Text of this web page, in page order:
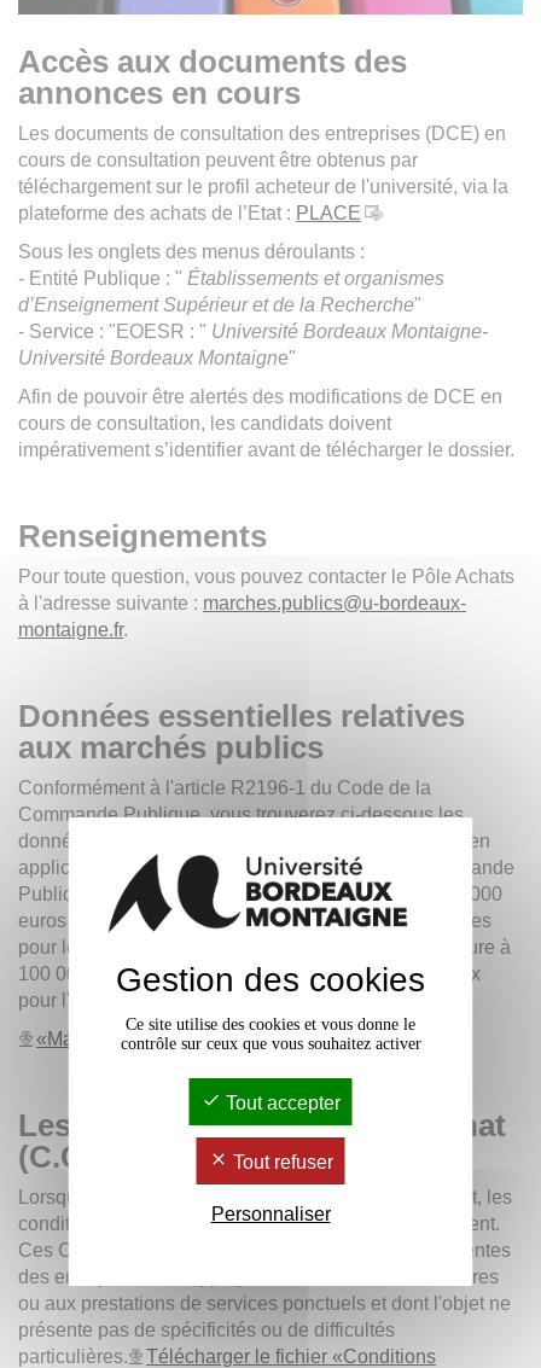
Accès aux documents des
annonces en cours
Les documents de consultation des entreprises (DCE) en
cours de consultation peuvent être obtenus par
téléchargement sur le profil acheteur de l'université, via la
plateforme des achats de l’Etat : PLACE
Sous les onglets des menus déroulants :
- Entité Publique : " Établissements et organismes
d’Enseignement Supérieur et de la Recherche"
- Service : "EOESR : " Université Bordeaux Montaigne-
Université Bordeaux Montaigne"
Afin de pouvoir être alertés des modifications de DCE en
cours de consultation, les candidats doivent
impérativement s’identifier avant de télécharger le dossier.
Renseignements
Pour toute question, vous pouvez contacter le Pôle Achats
à l'adresse suivante : marches.publics@u-bordeaux-
montaigne.fr.
Données essentielles relatives
aux marchés publics
Conformément à l'article R2196-1 du Code de la
Commande Publique, vous trouverez ci-dessous les
données essentielles relatives aux marchés conclus en
application de l'article R2122-8 du Code de la Commande
Publique dont la valeur est égale ou supérieure à 25 000
euros hors taxes et inférieure à 40 000 euros hors taxes
pour les marchés de fournitures et services, et inférieure à
100 000 euros hors taxes pour les marchés de travaux
pour l'année 2025 :
«Marchés SP 2025.pdf» (428.5 Ko)
Les conditions générales d'achat
(C.G.A)
Lorsque les documents de la consultation le précisent, les
conditions générales d'achat de l'université s'appliquent.
Ces C.G.A remplacent les conditions générales de ventes
des entreprises et s'appliquent aux achats de fournitures
ou aux prestations de services ponctuels et dont l'objet ne
présente pas de spécificités ou de difficultés
particulières.
Télécharger le fichier «Conditions
Gestion des cookies
Ce site utilise des cookies et vous donne le
contrôle sur ceux que vous souhaitez activer
Tout accepter
Tout refuser
Personnaliser